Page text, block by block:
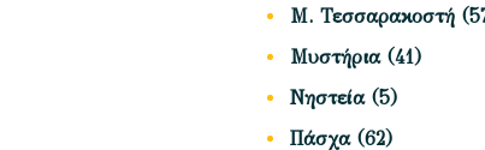
Μ. Τεσσαρακοστή
Μυστήρια(41)
Νηστεία(5)
Πάσχα(62)